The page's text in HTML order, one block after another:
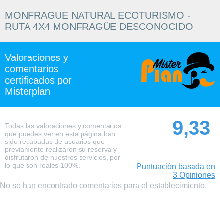
MONFRAGUE NATURAL ECOTURISMO -
RUTA 4X4 MONFRAGÜE DESCONOCIDO
Valoraciones y
comentarios
certificados por
Misterplan
Todas las valoraciones y comentarios
que puedes ver en esta página han
sido recabadas de usuarios que
previamente realizaron su reserva y
disfrutaron de nuestros servicios, por
lo que son reales 100%.
9,33
Puntuación basada en
3 Opiniones
No se han encontrado comentarios para el establecimiento.